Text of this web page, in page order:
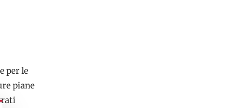
per le
piane